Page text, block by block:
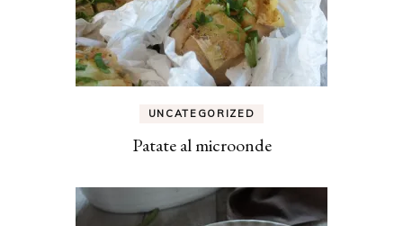
UNCATEGORIZED
Patate al microonde